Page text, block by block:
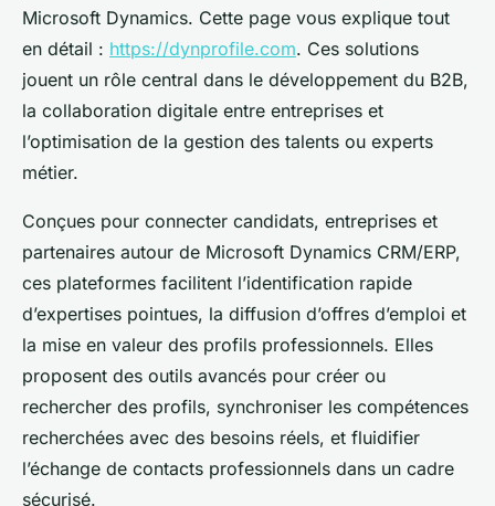
Microsoft Dynamics. Cette page vous explique tout
en détail : https://dynprofile.com. Ces solutions
jouent un rôle central dans le développement du B2B,
la collaboration digitale entre entreprises et
l’optimisation de la gestion des talents ou experts
métier.
Conçues pour connecter candidats, entreprises et
partenaires autour de Microsoft Dynamics CRM/ERP,
ces plateformes facilitent l’identification rapide
d’expertises pointues, la diffusion d’offres d’emploi et
la mise en valeur des profils professionnels. Elles
proposent des outils avancés pour créer ou
rechercher des profils, synchroniser les compétences
recherchées avec des besoins réels, et fluidifier
l’échange de contacts professionnels dans un cadre
sécurisé.